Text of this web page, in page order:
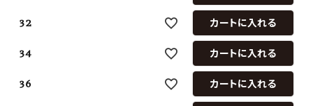
32 カートに入れる
34 カートに入れる
36 カートに入れる